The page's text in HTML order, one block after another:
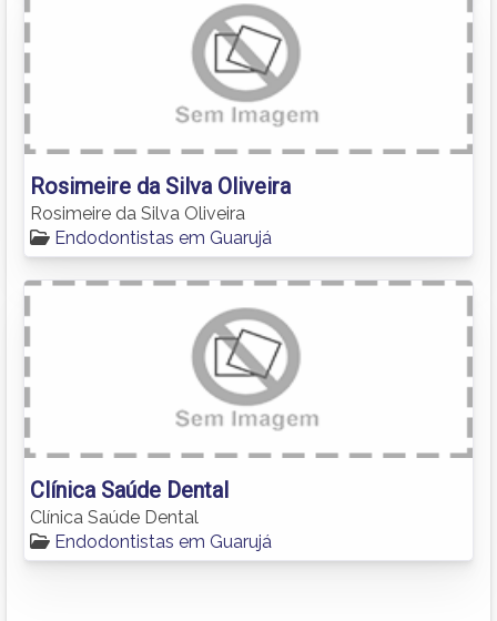
Rosimeire da Silva Oliveira
Rosimeire da Silva Oliveira
Endodontistas em Guarujá
Clínica Saúde Dental
Clínica Saúde Dental
Endodontistas em Guarujá